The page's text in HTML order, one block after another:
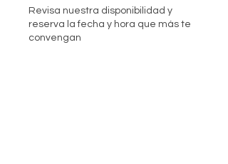
Revisa nuestra disponibilidad y
reserva la fecha y hora que más te
convengan